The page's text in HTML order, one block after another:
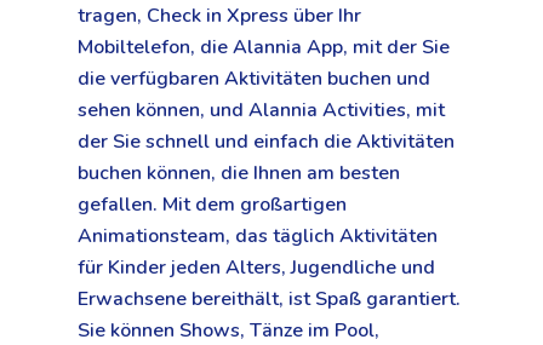
tragen, Check in Xpress über Ihr
Mobiltelefon, die Alannia App, mit der Sie
die verfügbaren Aktivitäten buchen und
sehen können, und Alannia Activities, mit
der Sie schnell und einfach die Aktivitäten
buchen können, die Ihnen am besten
gefallen. Mit dem großartigen
Animationsteam, das täglich Aktivitäten
für Kinder jeden Alters, Jugendliche und
Erwachsene bereithält, ist Spaß garantiert.
Sie können Shows, Tänze im Pool,